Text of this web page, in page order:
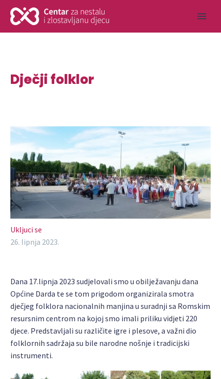
Dječji folklor
Ukljuci se
26. lipnja 2023.
Dana 17.lipnja 2023 sudjelovali smo u obilježavanju dana
Općine Darda te se tom prigodom organizirala smotra
dječjeg folklora nacionalnih manjina u suradnji sa Romskim
resursnim centrom na kojoj smo imali priliku vidjeti 220
djece. Predstavljali su različite igre i plesove, a važni dio
folklornih sadržaja su bile narodne nošnje i tradicijski
instrumenti.